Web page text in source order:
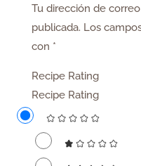
Tu dirección de
publicada. Los
con *
Recipe Rating
Recipe Rating